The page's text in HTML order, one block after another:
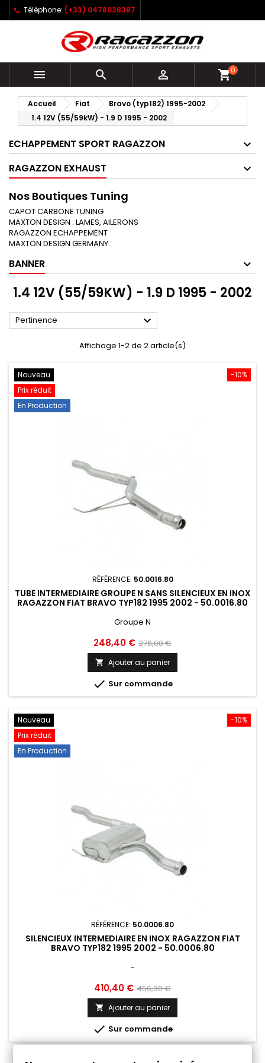
Téléphone: (+33) 0478038387
   shopping_cart0
Accueil Fiat
Bravo (typ182) 1995-2002
1.4 12V (55/59kW) - 1.9 D 1995 - 2002
ECHAPPEMENT SPORT RAGAZZON
RAGAZZON EXHAUST
Nos Boutiques Tuning
CAPOT CARBONE TUNING
MAXTON DESIGN : LAMES, AILERONS
RAGAZZON ECHAPPEMENT
MAXTON DESIGN GERMANY
BANNER
1.4 12V (55/59KW) - 1.9 D 1995 - 2002
Pertinence 
Affichage 1-2 de 2 article(s)
-10%
Nouveau
Prix réduit
En Production
RÉFÉRENCE: 50.0016.80
TUBE INTERMEDIAIRE GROUPE N SANS SILENCIEUX EN INOX
RAGAZZON FIAT BRAVO TYP182 1995 2002 - 50.0016.80
Groupe N
Prix
248,40 € Prix
de
base
276,00 €
 Ajouter au panier
 Sur commande
-10%
Nouveau
Prix réduit
En Production
RÉFÉRENCE: 50.0006.80
SILENCIEUX INTERMEDIAIRE EN INOX RAGAZZON FIAT
BRAVO TYP182 1995 2002 - 50.0006.80
-
Prix
410,40 € Prix
de
base
456,00 €
 Ajouter au panier
 Sur commande